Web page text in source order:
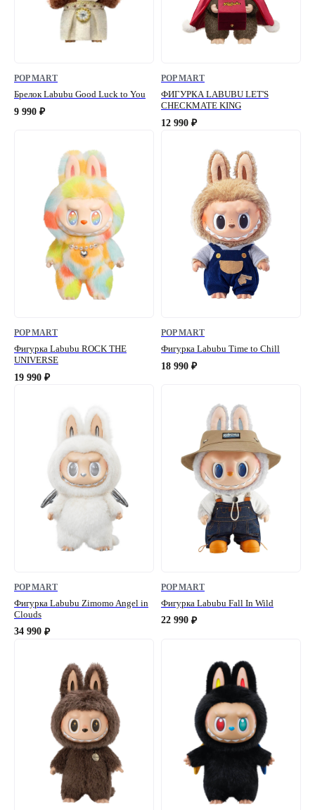
Брелок Labubu Good Luck to You
9 990 ₽
POP MART
ФИГУРКА LABUBU LET'S
CHECKMATE KING
12 990 ₽
POP MART
Фигурка Labubu ROCK THE
UNIVERSE
19 990 ₽
POP MART
Фигурка Labubu Time to Chill
18 990 ₽
POP MART
Фигурка Labubu Zimomo Angel in
Clouds
34 990 ₽
POP MART
Фигурка Labubu Fall In Wild
22 990 ₽
POP MART